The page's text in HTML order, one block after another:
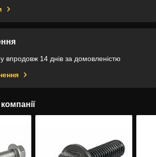
впродовж 14 днів за домовленістю